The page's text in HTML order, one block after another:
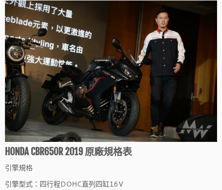
HONDA CBR650R 2019 原廠規格表
引擎規格
引擎型式：四行程DOHC直列四缸16V